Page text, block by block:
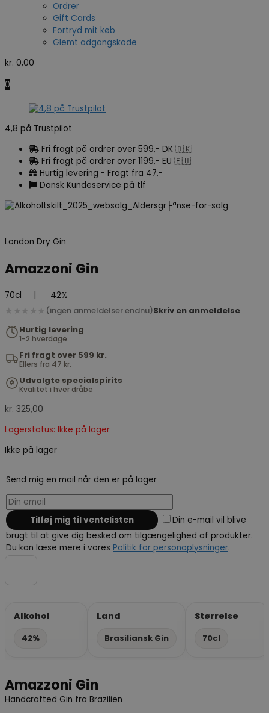
Ordrer
Gift Cards
Fortryd mit køb
Glemt adgangskode
kr. 0,00
0
4,8 på Trustpilot
Fri fragt på ordrer over 599,- DK 🇩🇰
Fri fragt på ordrer over 1199,- EU 🇪🇺
Hurtig levering - Fragt fra 47,-
Dansk Kundeservice på tlf
London Dry Gin
Amazzoni Gin
70cl 42%
★★★★★ (ingen anmeldelser endnu)Skriv en anmeldelse
Hurtig levering
1-2 hverdage
Fri fragt over 599 kr.
Ellers fra 47 kr.
Udvalgte specialspirits
Kvalitet i hver dråbe
kr. 325,00
Lagerstatus: Ikke på lager
Ikke på lager
Send mig en mail når den er på lager
Din e-mail vil blive
brugt til at give dig besked om tilgængelighed af produkter.
Du kan læse mere i vores Politik for personoplysninger.
Alkohol
42%
Land
Brasiliansk Gin
Størrelse
70cl
Amazzoni Gin
Handcrafted Gin fra Brazilien